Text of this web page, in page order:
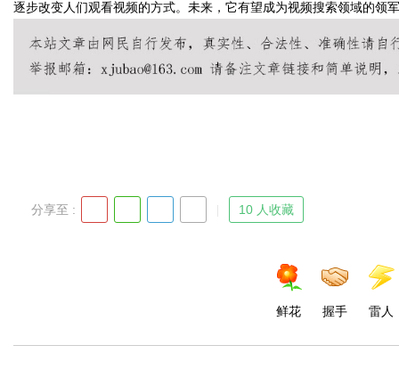
逐步改变人们观看视频的方式。未来，它有望成为视频搜索领域的领
分享至 : 10 人收藏
鲜花 握手 雷人